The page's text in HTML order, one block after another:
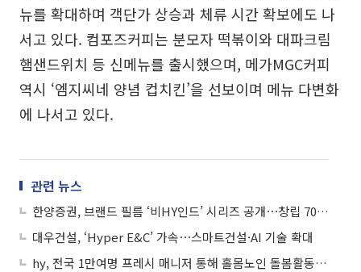
뉴를 확대하며 객단가 상승과 체류 시간 확보에도 나
서고 있다. 컴포즈커피는 분모자 떡볶이와 대파크림
햄샌드위치 등 신메뉴를 출시했으며, 메가MGC커피
역시 ‘엠지씨네 양념 컵치킨’을 선보이며 메뉴 다변화
에 나서고 있다.
관련 뉴스
한양증권, 브랜드 필름 ‘비HY인드’ 시리즈 공개⋯창립 70주년 기념
대우건설, ‘Hyper E&C’ 가속⋯스마트건설·AI 기술 확대
hy, 전국 1만여명 프레시 매니저 통해 홀몸노인 돌봄활동 확대